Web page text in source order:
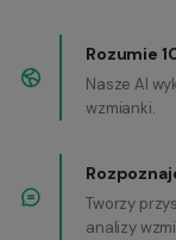
Rozumie
Nasze AI
wzmianki.
Tworzy
analizy